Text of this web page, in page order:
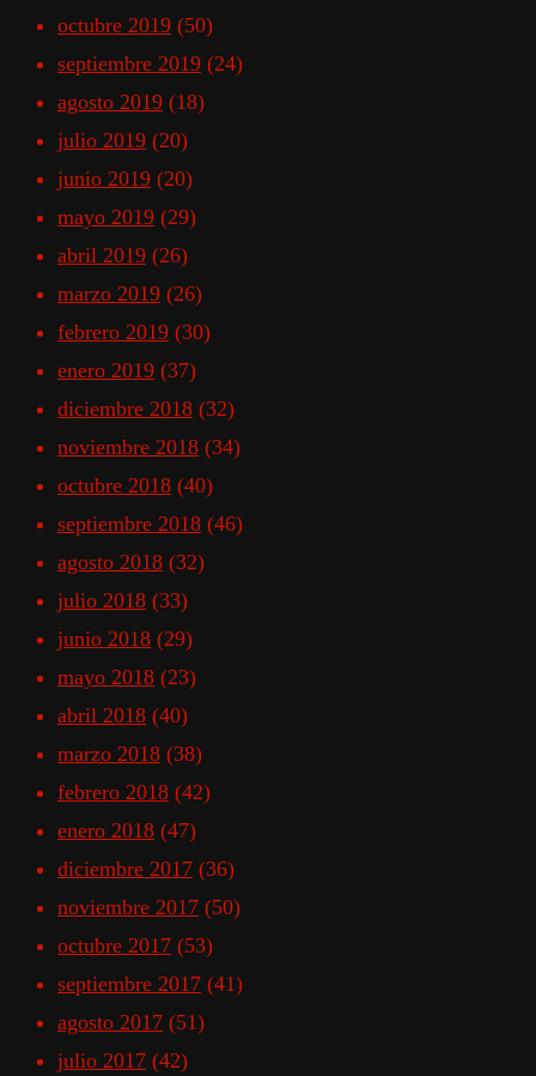
octubre 2019 (50)
septiembre 2019 (24)
agosto 2019 (18)
julio 2019 (20)
junio 2019 (20)
mayo 2019 (29)
abril 2019 (26)
marzo 2019 (26)
febrero 2019 (30)
enero 2019 (37)
diciembre 2018 (32)
noviembre 2018 (34)
octubre 2018 (40)
septiembre 2018 (46)
agosto 2018 (32)
julio 2018 (33)
junio 2018 (29)
mayo 2018 (23)
abril 2018 (40)
marzo 2018 (38)
febrero 2018 (42)
enero 2018 (47)
diciembre 2017 (36)
noviembre 2017 (50)
octubre 2017 (53)
septiembre 2017 (41)
agosto 2017 (51)
julio 2017 (42)